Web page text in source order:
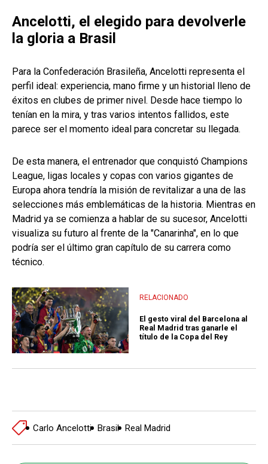
Ancelotti, el elegido para devolverle
la gloria a Brasil
Para la Confederación Brasileña, Ancelotti representa el
perfil ideal: experiencia, mano firme y un historial lleno de
éxitos en clubes de primer nivel. Desde hace tiempo lo
tenían en la mira, y tras varios intentos fallidos, este
parece ser el momento ideal para concretar su llegada.
De esta manera, el entrenador que conquistó Champions
League, ligas locales y copas con varios gigantes de
Europa ahora tendría la misión de revitalizar a una de las
selecciones más emblemáticas de la historia. Mientras en
Madrid ya se comienza a hablar de su sucesor, Ancelotti
visualiza su futuro al frente de la "Canarinha", en lo que
podría ser el último gran capítulo de su carrera como
técnico.
RELACIONADO
El gesto viral del Barcelona al
Real Madrid tras ganarle el
título de la Copa del Rey
Carlo Ancelotti Brasil Real Madrid